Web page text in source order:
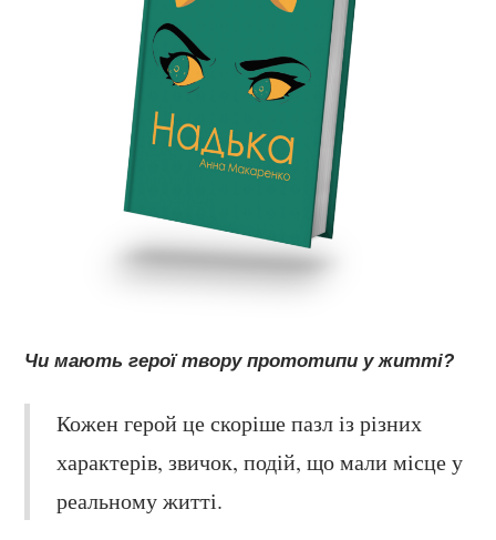
Чи мають герої твору прототипи у житті?
Кожен герой це скоріше пазл із різних
характерів, звичок, подій, що мали місце у
реальному житті.